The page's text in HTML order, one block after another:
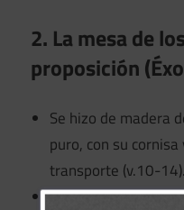
2. La mesa de
proposición
Se hizo de madera
puro, con su
transporte (v.10-14).
Se fabricaron de